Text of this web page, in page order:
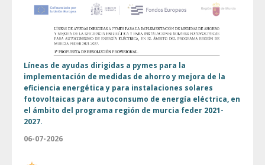
Líneas de ayudas dirigidas a pymes para la
implementación de medidas de ahorro y mejora de la
eficiencia energética y para instalaciones solares
fotovoltaicas para autoconsumo de energía eléctrica, en
el ámbito del programa región de murcia feder 2021-
2027.
06-07-2026